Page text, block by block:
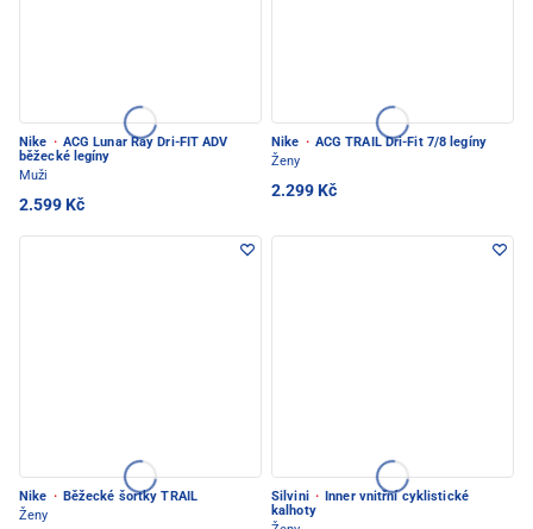
Nike · ACG Lunar Ray Dri-FIT ADV
běžecké legíny
Muži
2.599 Kč
Nike · ACG TRAIL Dri-Fit 7/8 legíny
Ženy
2.299 Kč
Nike · Běžecké šortky TRAIL
Ženy
Silvini ·
Inner vnitřní cyklistické
kalhoty